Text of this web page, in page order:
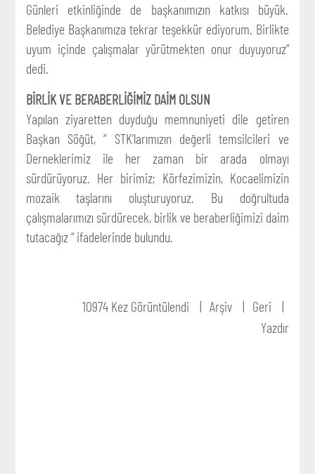
Günleri etkinliğinde de başkanımızın katkısı büyük.
Belediye Başkanımıza tekrar teşekkür ediyorum. Birlikte
uyum içinde çalışmalar yürütmekten onur duyuyoruz”
dedi.
BİRLİK VE BERABERLİĞİMİZ DAİM OLSUN
Yapılan ziyaretten duyduğu memnuniyeti dile getiren
Başkan Söğüt, “ STK’larımızın değerli temsilcileri ve
Derneklerimiz ile her zaman bir arada olmayı
sürdürüyoruz. Her birimiz; Körfezimizin, Kocaelimizin
mozaik taşlarını oluşturuyoruz. Bu doğrultuda
çalışmalarımızı sürdürecek, birlik ve beraberliğimizi daim
tutacağız “ ifadelerinde bulundu.
10974 Kez Görüntülendi Arşiv
Geri
Yazdır